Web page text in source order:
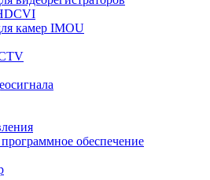
камер IMOU
обеспечение